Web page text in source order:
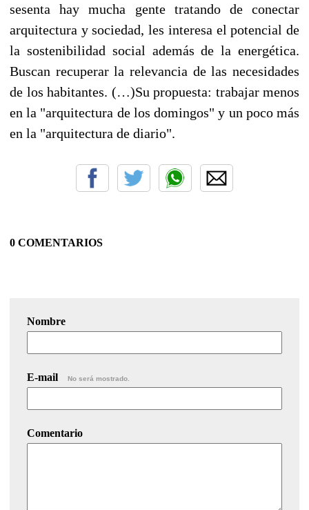
sesenta hay mucha gente tratando de conectar
arquitectura y sociedad, les interesa el potencial de
la sostenibilidad social además de la energética.
Buscan recuperar la relevancia de las necesidades
de los habitantes. (…)Su propuesta: trabajar menos
en la "arquitectura de los domingos" y un poco más
en la "arquitectura de diario".
0 COMENTARIOS
Nombre
E-mail No será mostrado.
Comentario